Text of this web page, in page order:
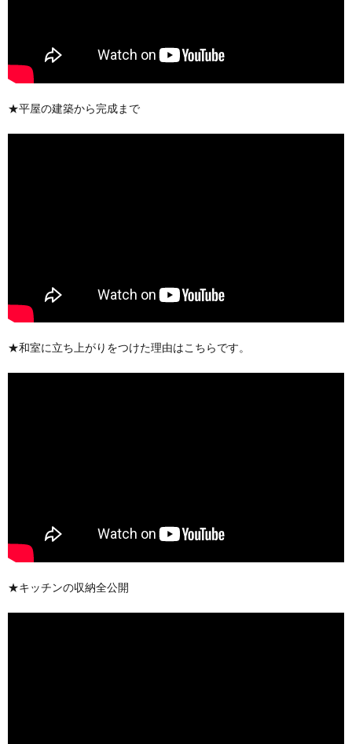
★平屋の建築から完成まで
★和室に立ち上がりをつけた理由はこちらです。
★キッチンの収納全公開